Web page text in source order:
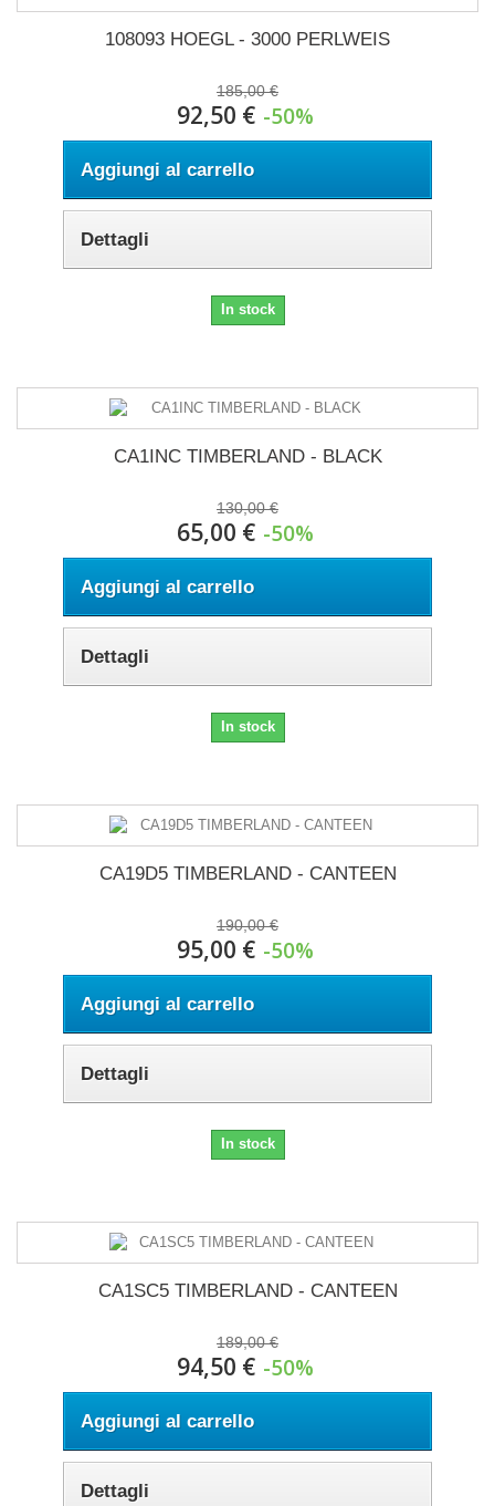
108093 HOEGL - 3000 PERLWEIS
92,50 €
185,00 €
-50%
Aggiungi al carrello
Dettagli
In stock
CA1INC TIMBERLAND - BLACK
65,00 €
130,00 €
-50%
Aggiungi al carrello
Dettagli
In stock
CA19D5 TIMBERLAND - CANTEEN
95,00 €
190,00 €
-50%
Aggiungi al carrello
Dettagli
In stock
CA1SC5 TIMBERLAND - CANTEEN
94,50 €
189,00 €
-50%
Aggiungi al carrello
Dettagli